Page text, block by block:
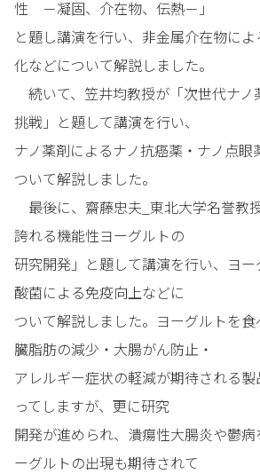
性 －凝固、介在物、伝熱－」
と題し講演を行い、非金属介在物に
化などについて解説しました。
続いて、笠井均教授が「次世代ナノ
挑戦」と題して講演を行い、
ナノ薬剤によるナノ抗癌薬・ナノ点眼
ついて解説しました。
最後に、齋藤忠夫_東北大学名誉教
誇れる機能性ヨーグルトの
研究開発」と題して講演を行い、ヨ
酸菌による免疫向上などに
ついて解説しました。ヨーグルトを
臓脂肪の減少・大腸がん防止・
アレルギー症状の軽減が期待される
ってしますが、更に研究
開発が進められ、潰瘍性大腸炎や鬱
ーグルトの出現も期待されて